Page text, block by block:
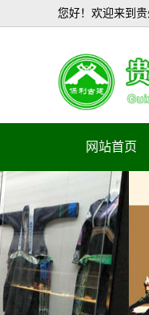
您好！欢迎来到
网站首页